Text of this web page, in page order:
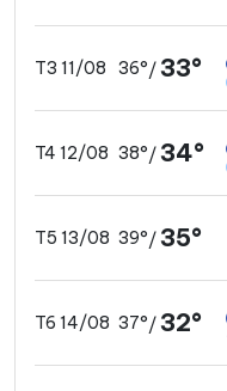
T3 11/08 36°/ 33°
T4 12/08 38°/ 34°
T5 13/08 39°/ 35°
T6 14/08 37°/ 32°